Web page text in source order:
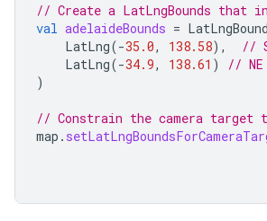
// Create a LatLngBounds
val adelaideBounds =
LatLng(-35.0, 138.58),
//
LatLng(-34.9, 138.61 )
// NE
)
// Constrain the camera target
map .